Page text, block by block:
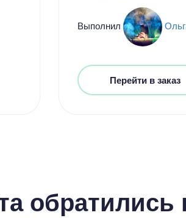
Выполнил
Перейти в заказ
обратились